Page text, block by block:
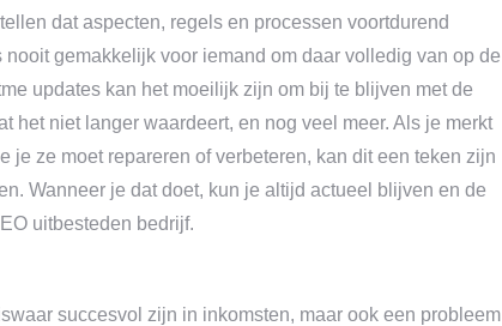
dat aspecten, regels en processen voortdurend
gemakkelijk voor iemand om daar volledig van op de
updates kan het moeilijk zijn om bij te blijven met de
het niet langer waardeert, en nog veel meer. Als je merkt
je ze moet repareren of verbeteren, kan dit een teken zijn
Wanneer je dat doet, kun je altijd actueel blijven en de
uitbesteden bedrijf.
succesvol zijn in inkomsten, maar ook een probleem